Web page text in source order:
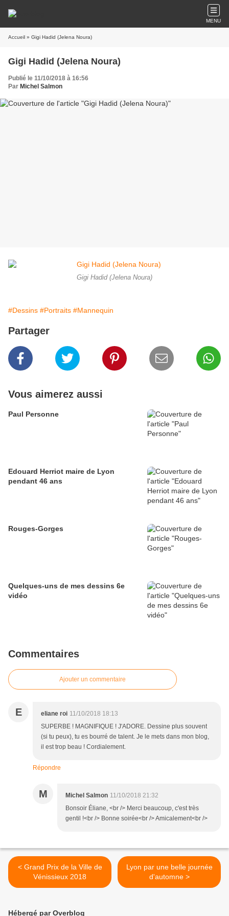
MENU
Accueil » Gigi Hadid (Jelena Noura)
Gigi Hadid (Jelena Noura)
Publié le 11/10/2018 à 16:56
Par Michel Salmon
Gigi Hadid (Jelena Noura)
#Dessins #Portraits #Mannequin
Partager
Vous aimerez aussi
Paul Personne
Edouard Herriot maire de Lyon
pendant 46 ans
Rouges-Gorges
Quelques-uns de mes dessins 6e
vidéo
Commentaires
Ajouter un commentaire
E eliane roi 11/10/2018 18:13
SUPERBE ! MAGNIFIQUE ! J'ADORE. Dessine plus souvent
(si tu peux), tu es bourré de talent. Je le mets dans mon blog,
il est trop beau ! Cordialement.
Répondre
M Michel Salmon 11/10/2018 21:32
Bonsoir Éliane, <br /> Merci beaucoup, c'est très
gentil !<br /> Bonne soirée<br /> Amicalement<br />
< Grand Prix de la Ville de
Vénissieux 2018
Lyon par une belle journée
d'automne >
Hébergé par Overblog